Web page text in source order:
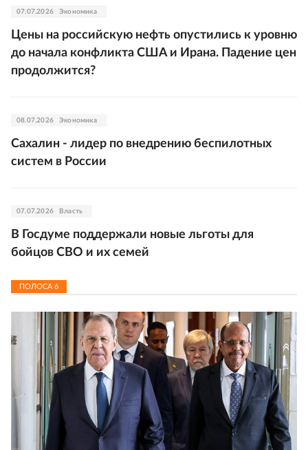
07.07.2026 Экономика
Цены на российскую нефть опустились к уровню
до начала конфликта США и Ирана. Падение цен
продолжится?
08.07.2026 Экономика
Сахалин - лидер по внедрению беспилотных
систем в России
07.07.2026 Власть
В Госдуме поддержали новые льготы для
бойцов СВО и их семей
ПОЛОСА6